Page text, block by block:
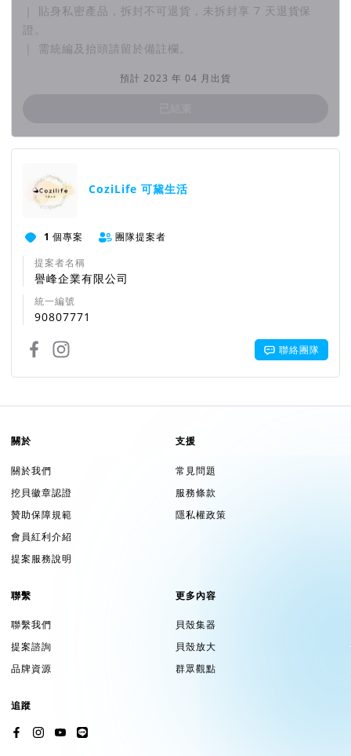
CoziLife 可黛生活
1 個專案
團隊提案者
提案者名稱
譽峰企業有限公司
統一編號
90807771
聯絡團隊
｜ 貼身私密產品，拆封不可退貨，未拆封享 7 天退貨保
證。
｜ 需統編及抬頭請留於備註欄。
預計 2023 年 04 月出貨
關於
關於我們
挖貝徽章認證
贊助保障規範
會員紅利介紹
提案服務說明
支援
常見問題
服務條款
隱私權政策
聯繫
聯繫我們
提案諮詢
品牌資源
更多內容
貝殼集器
貝殼放大
群眾觀點
追蹤